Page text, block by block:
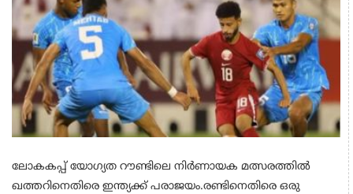
ലോകകപ്പ് യോഗ്യത റൗണ്ടിലെ നിര്‍ണായക മത്സരത്തില്‍
ഖത്തറിനെതിരെ ഇന്ത്യക്ക് പരാജയം.രണ്ടിനെതിരെ ഒരു